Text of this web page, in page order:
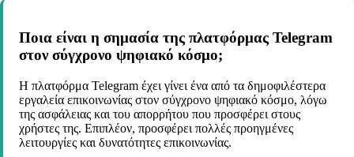
Ποια είναι η σημασία της πλατφόρμας Telegram
στον σύγχρονο ψηφιακό κόσμο;
Η πλατφόρμα Telegram έχει γίνει ένα από τα δημοφιλέστερα
εργαλεία επικοινωνίας στον σύγχρονο ψηφιακό κόσμο, λόγω
της ασφάλειας και του απορρήτου που προσφέρει στους
χρήστες της. Επιπλέον, προσφέρει πολλές προηγμένες
λειτουργίες και δυνατότητες επικοινωνίας.